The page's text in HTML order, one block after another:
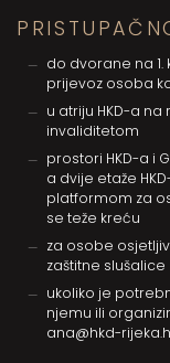
do dvorane na
prijevoz osoba
u atriju HKD-a
invaliditetom
prostori HKD-a i
a dvije etaže
platformom za
se teže kreću
za osobe
zaštitne slušalice
ukoliko je
njemu ili
ana@hkd-